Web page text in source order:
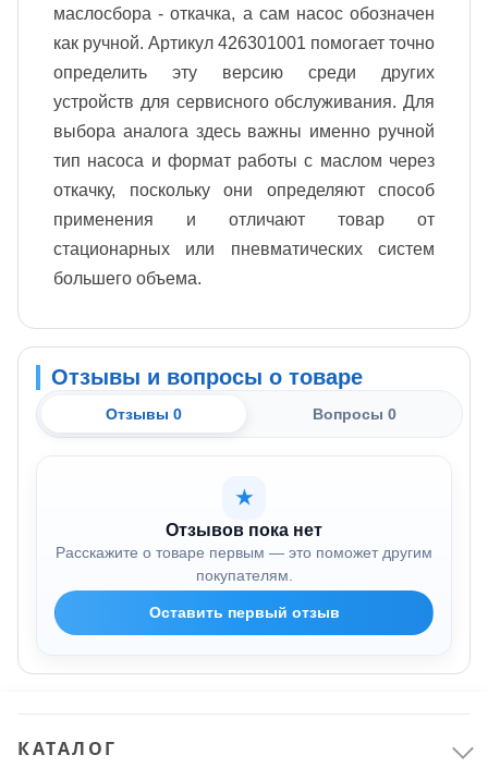
маслосбора - откачка, а сам насос обозначен
как ручной. Артикул 426301001 помогает точно
определить эту версию среди других
устройств для сервисного обслуживания. Для
выбора аналога здесь важны именно ручной
тип насоса и формат работы с маслом через
откачку, поскольку они определяют способ
применения и отличают товар от
стационарных или пневматических систем
большего объема.
Отзывы и вопросы о товаре
Отзывы 0 Вопросы 0
★
Отзывов пока нет
Расскажите о товаре первым — это поможет другим
покупателям.
Оставить первый отзыв
КАТАЛОГ